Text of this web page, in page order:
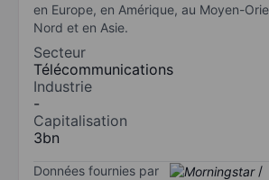
en Europe, en Amérique, au Moyen-
Nord et en Asie.
Secteur
Télécommunications
Industrie
-
Capitalisation
3bn
Données fournies par /